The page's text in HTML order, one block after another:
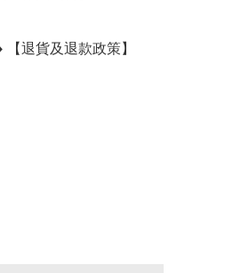
退貨及退款政策】